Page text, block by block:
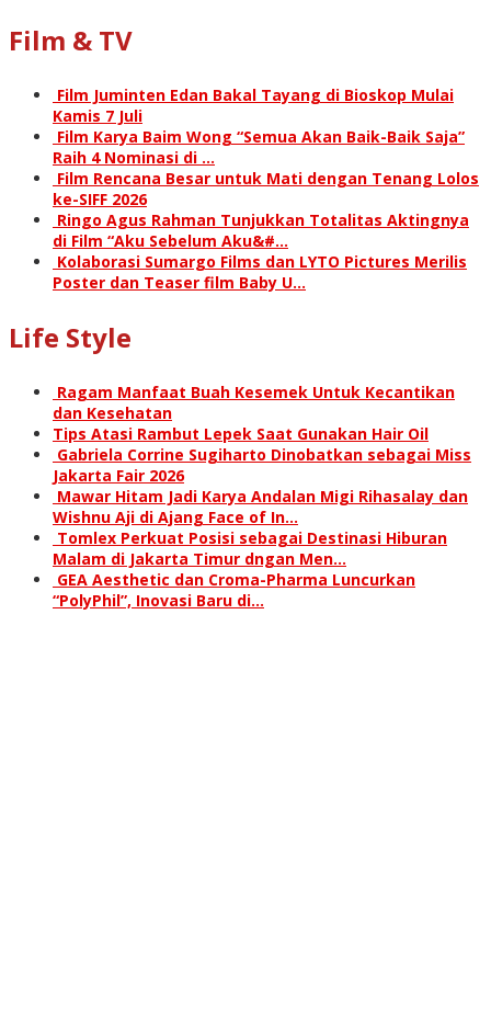
Film & TV
Film Juminten Edan Bakal Tayang di Bioskop Mulai
Kamis 7 Juli
Film Karya Baim Wong “Semua Akan Baik-Baik Saja”
Raih 4 Nominasi di …
Film Rencana Besar untuk Mati dengan Tenang Lolos
ke-SIFF 2026
Ringo Agus Rahman Tunjukkan Totalitas Aktingnya
di Film “Aku Sebelum Aku&#…
Kolaborasi Sumargo Films dan LYTO Pictures Merilis
Poster dan Teaser film Baby U…
Life Style
Ragam Manfaat Buah Kesemek Untuk Kecantikan
dan Kesehatan
Tips Atasi Rambut Lepek Saat Gunakan Hair Oil
Gabriela Corrine Sugiharto Dinobatkan sebagai Miss
Jakarta Fair 2026
Mawar Hitam Jadi Karya Andalan Migi Rihasalay dan
Wishnu Aji di Ajang Face of In…
Tomlex Perkuat Posisi sebagai Destinasi Hiburan
Malam di Jakarta Timur dngan Men…
GEA Aesthetic dan Croma-Pharma Luncurkan
“PolyPhil”, Inovasi Baru di…